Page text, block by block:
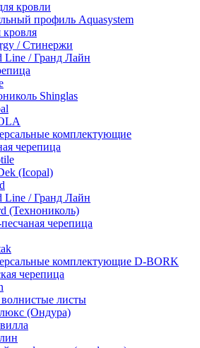
кровли
профиль Aquasystem
кровля
/ Стинержи
Line / Гранд Лайн
Shinglas
комплектующие
черепица
(Icopal)
Line / Гранд Лайн
(Технониколь)
черепица
комплектующие D-BORK
черепица
листы
(Ондура)